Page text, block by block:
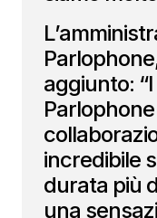
aggiunto:
incredibile
durata più
una